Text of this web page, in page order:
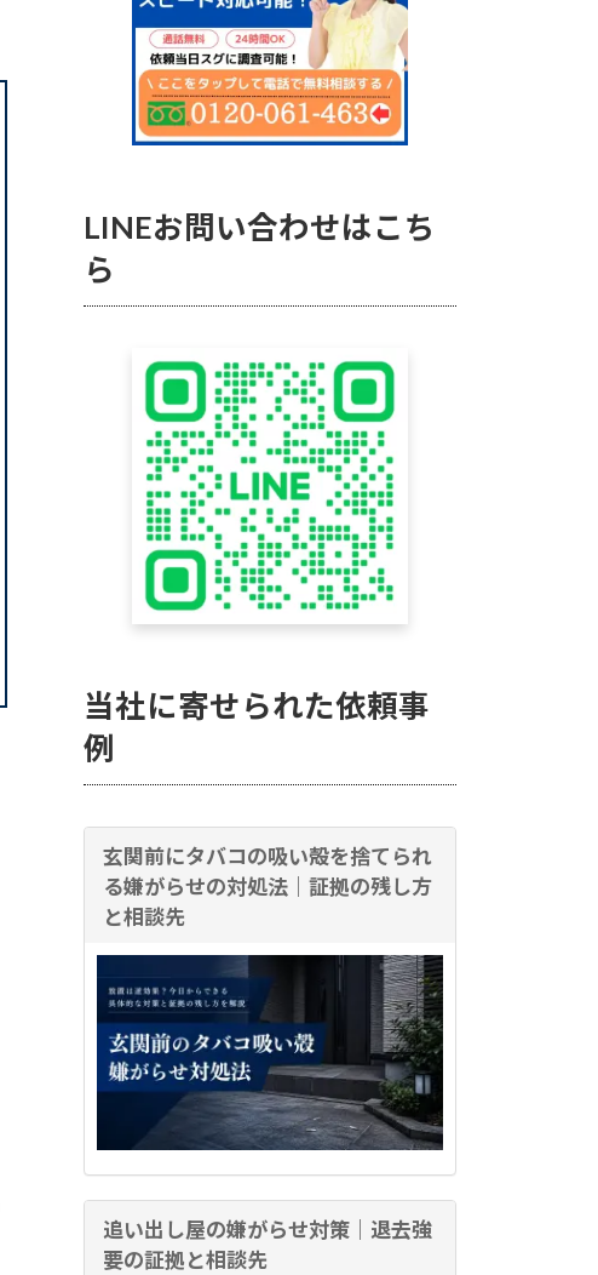
LINEお問い合わせはこち
ら
当社に寄せられた依頼事
例
玄関前にタバコの吸い殻を捨てられ
る嫌がらせの対処法｜証拠の残し方
と相談先
追い出し屋の嫌がらせ対策｜退去強
要の証拠と相談先